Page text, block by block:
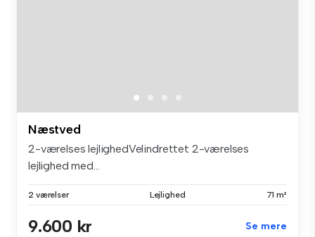
Næstved
2-værelses lejlighedVelindrettet 2-værelses
lejlighed med...
2 værelser Lejlighed 71 m²
9.600 kr Se mere